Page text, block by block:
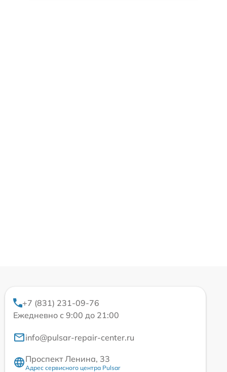
+7 (831) 231-09-76
Ежедневно с 9:00 до 21:00
info@pulsar-repair-center.ru
Проспект Ленина, 33
Адрес сервисного центра Pulsar